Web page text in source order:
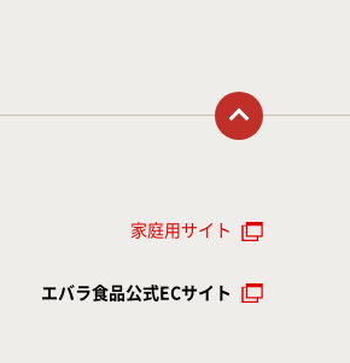
トップに戻る
家庭用サイト
エバラ食品公式ECサイト